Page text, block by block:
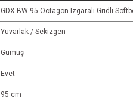
GDX BW-95 Octagon Izgaralı Gridli
Yuvarlak / Sekizgen
Gümüş
Evet
95 cm